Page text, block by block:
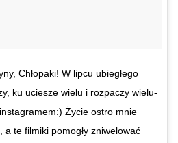
Chłopaki! W lipcu ubiegłego
ku uciesze wielu i rozpaczy wielu-
Życie ostro mnie
a te filmiki pomogły zniwelować